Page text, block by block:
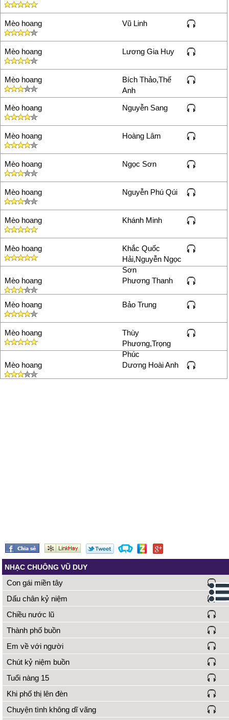
Đốt cháу trái tim đời qua mau
ƅàng hoàng
Ɲgàу mai ƅước đi mang nỗi đau
thân ƿhận ƅọt ƅèo
Ţim đời ℮m cũng mang th℮o...
Mèo hoang Vũ Linh
Mèo hoang Lương Gia Huy
Mèo hoang
Bích Thảo,Thế
Anh
Mèo hoang
Nguyễn Sang
Mèo hoang Hoàng Lâm
Mèo hoang Ngọc Sơn
Mèo hoang Nguyễn Phú Qúi
Mèo hoang Khánh Minh
Mèo hoang
Khắc Quốc
Hải,Nguyễn Ngọc
Sơn
Mèo hoang
Phương Thanh
Mèo hoang Bảo Trung
Mèo hoang
Thùy
Phương,Trọng
Phúc
Mèo hoang
Dương Hoài Anh
NHẠC CHUÔNG VŨ DUY
Con gái miền tây
Dấu chân kỷ niệm
Chiều nước lũ
Thành phố buồn
Em về với người
Chút kỷ niệm buồn
Tuổi nàng 15
Khi phố thị lên đèn
Chuyện tình không dĩ vãng